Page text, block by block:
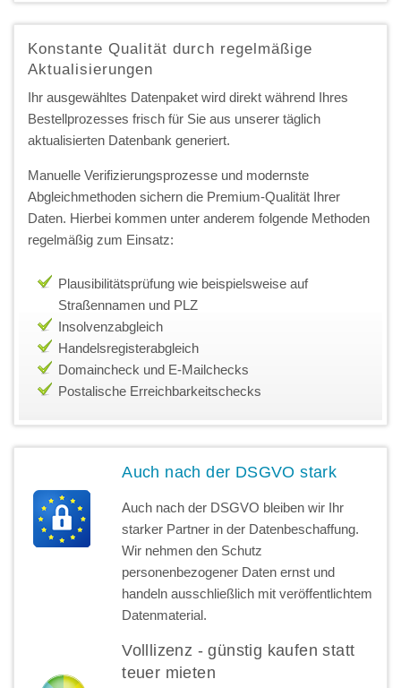
Konstante Qualität durch regelmäßige
Aktualisierungen
Ihr ausgewähltes Datenpaket wird direkt während Ihres
Bestellprozesses frisch für Sie aus unserer täglich
aktualisierten Datenbank generiert.
Manuelle Verifizierungsprozesse und modernste
Abgleichmethoden sichern die Premium-Qualität Ihrer
Daten. Hierbei kommen unter anderem folgende Methoden
regelmäßig zum Einsatz:
Plausibilitätsprüfung wie beispielsweise auf
Straßennamen und PLZ
Insolvenzabgleich
Handelsregisterabgleich
Domaincheck und E-Mailchecks
Postalische Erreichbarkeitschecks
Auch nach der DSGVO stark
Auch nach der DSGVO bleiben wir Ihr
starker Partner in der Datenbeschaffung.
Wir nehmen den Schutz
personenbezogener Daten ernst und
handeln ausschließlich mit veröffentlichtem
Datenmaterial.
Volllizenz - günstig kaufen statt
teuer mieten